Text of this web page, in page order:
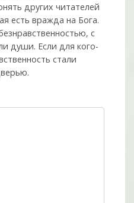
других читателей
есть вражда на Бога.
с
души. Если для кого-
стали